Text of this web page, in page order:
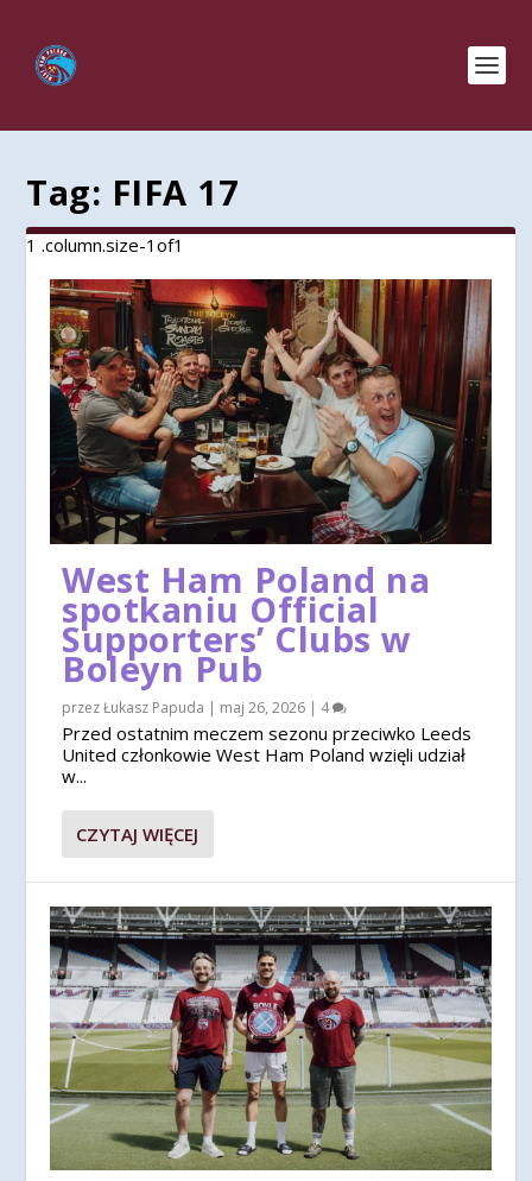
Tag: FIFA 17
West Ham Poland na
spotkaniu Official
Supporters’ Clubs w
Boleyn Pub
przezŁukasz Papuda | maj 26, 2026 | 4
Przed ostatnim meczem sezonu przeciwko Leeds
United członkowie West Ham Poland wzięli udział
w...
CZYTAJ WIĘCEJ